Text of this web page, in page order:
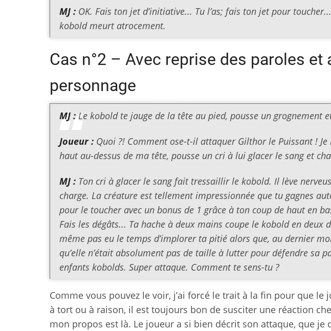
MJ : OK. Fais ton jet d’initiative... Tu l’as; fais ton jet pour
kobold meurt atrocement.
Cas n°2 – Avec reprise des paroles et
personnage
MJ : Le kobold te jauge de la tête au pied, pousse un grognement
Joueur : Quoi ?! Comment ose-t-il attaquer Gilthor le Puissant !
haut au-dessus de ma tête, pousse un cri à lui glacer le sang et
MJ : Ton cri à glacer le sang fait tressaillir le kobold. Il lève
charge. La créature est tellement impressionnée que tu gagnes
pour le toucher avec un bonus de 1 grâce à ton coup de haut en
Fais les dégâts... Ta hache à deux mains coupe le kobold en deux
même pas eu le temps d’implorer ta pitié alors que, au dernier
qu’elle n’était absolument pas de taille à lutter pour défendre sa
enfants kobolds. Super attaque. Comment te sens-tu ?
Comme vous pouvez le voir, j’ai forcé le trait à la fin pour que
à tort ou à raison, il est toujours bon de susciter une réaction
mon propos est là. Le joueur a si bien décrit son attaque, que